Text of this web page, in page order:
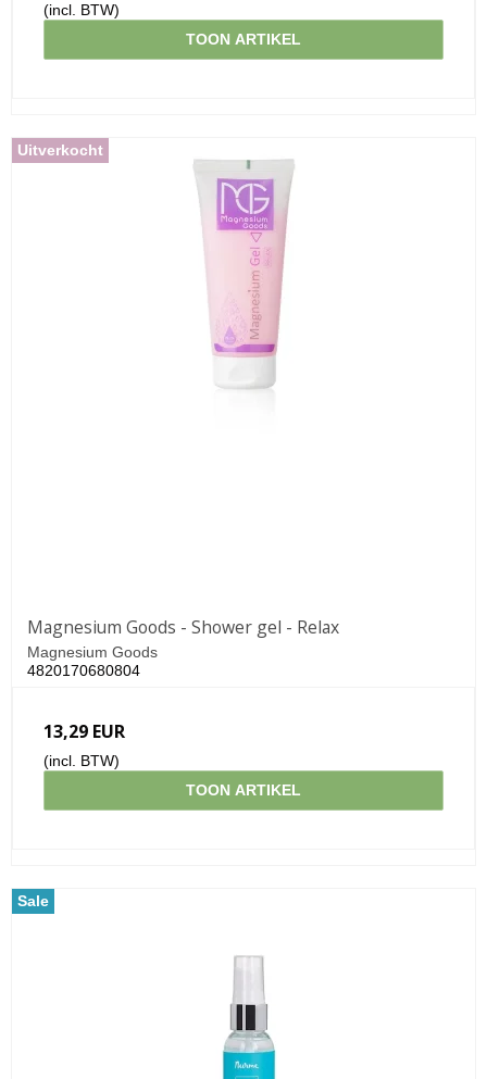
(incl. BTW)
TOON ARTIKEL
Uitverkocht
Magnesium Goods - Shower gel - Relax
Magnesium Goods
4820170680804
13,29 EUR
(incl. BTW)
TOON ARTIKEL
Sale